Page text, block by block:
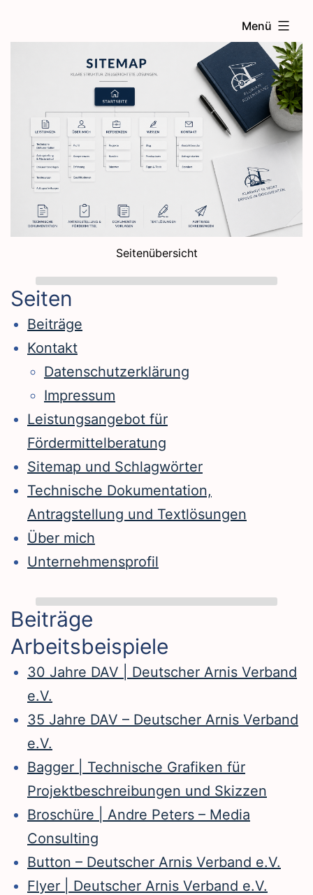
Menü
Seitenübersicht
Seiten
Beiträge
Kontakt
Datenschutzerklärung
Impressum
Leistungsangebot für
Fördermittelberatung
Sitemap und Schlagwörter
Technische Dokumentation,
Antragstellung und Textlösungen
Über mich
Unternehmensprofil
Beiträge
Arbeitsbeispiele
30 Jahre DAV | Deutscher Arnis Verband
e.V.
35 Jahre DAV – Deutscher Arnis Verband
e.V.
Bagger | Technische Grafiken für
Projektbeschreibungen und Skizzen
Broschüre | Andre Peters – Media
Consulting
Button – Deutscher Arnis Verband e.V.
Flyer | Deutscher Arnis Verband e.V.